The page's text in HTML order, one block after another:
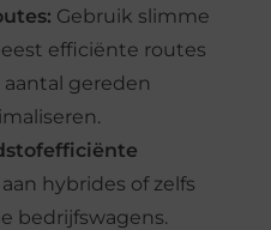
Gebruik slimme
efficiënte routes
gereden
hybrides of zelfs
bedrijfswagens.